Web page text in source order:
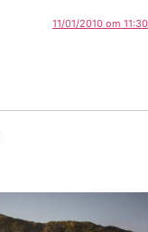
11/01/2010 om 11:30